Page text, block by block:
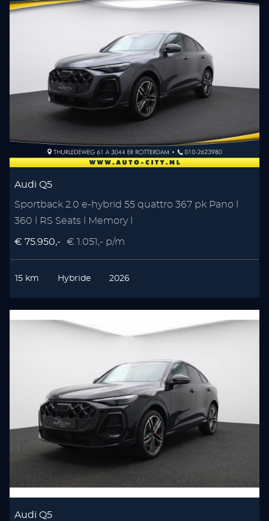
Audi Q5
Sportback 2.0 e-hybrid 55 quattro 367 pk Pano l
360 l RS Seats l Memory l
€ 75.950,- € 1.051,- p/m
15 km Hybride 2026
Audi Q5